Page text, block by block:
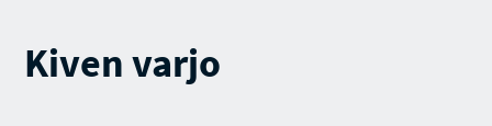
Kiven varjo